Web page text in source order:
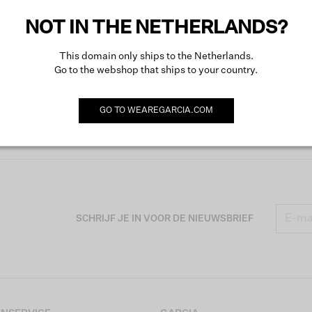
SCHRIJF JE IN VOOR DE NIEUWSBRIEF
NOT IN THE NETHERLANDS?
This domain only ships to the Netherlands.
Go to the webshop that ships to your country.
GO TO WEAREGARCIA.COM